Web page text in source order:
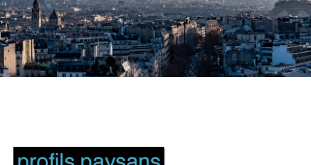
Drama
Fantasy
Horror
Misdaad